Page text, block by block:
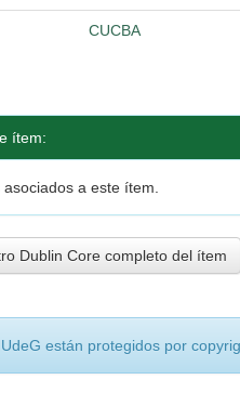
CUCBA
ítem:
a este ítem.
Dublin Core completo del ítem
están protegidos por